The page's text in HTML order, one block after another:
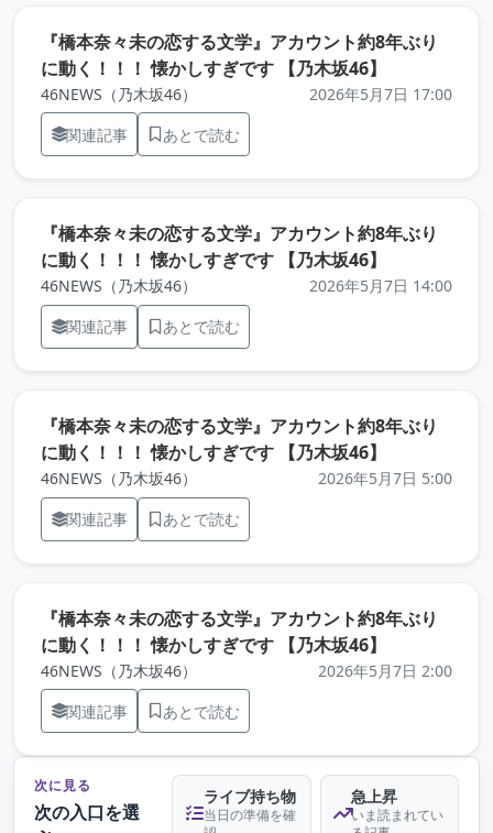
『橋本奈々未の恋する文学』アカウント約8年ぶり
に動く！！！ 懐かしすぎです 【乃木坂46】
46NEWS（乃木坂46）
2026年5月7日 17:00
関連記事
あとで読む
『橋本奈々未の恋する文学』アカウント約8年ぶり
に動く！！！ 懐かしすぎです 【乃木坂46】
46NEWS（乃木坂46）
2026年5月7日 14:00
関連記事
あとで読む
『橋本奈々未の恋する文学』アカウント約8年ぶり
に動く！！！ 懐かしすぎです 【乃木坂46】
46NEWS（乃木坂46）
2026年5月7日 5:00
関連記事
あとで読む
『橋本奈々未の恋する文学』アカウント約8年ぶり
に動く！！！ 懐かしすぎです 【乃木坂46】
46NEWS（乃木坂46）
2026年5月7日 2:00
関連記事
あとで読む
次に見る
次の入口を選
ライブ持ち物
当日の準備を確
急上昇
いま読まれてい